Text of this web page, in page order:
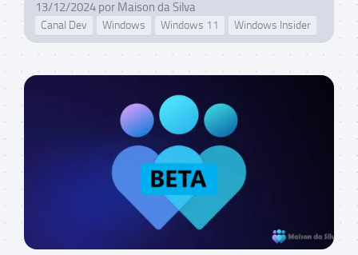
13/12/2024 por Maison da Silva
Canal Dev Windows Windows 11 Windows Insider